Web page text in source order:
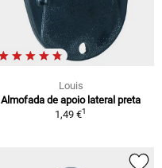
Louis
Almofada de apoio lateral preta
1,49 €1